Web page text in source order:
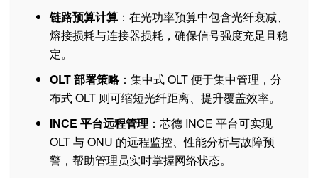
链路预算计算 ：在光功率预算中包含光纤衰减、
熔接损耗与连接器损耗，确保信号强度充足且稳
定。
OLT 部署策略：集中式 OLT 便于集中管理，分
布式 OLT 则可缩短光纤距离、提升覆盖效率。
INCE 平台远程管理 ：芯德 INCE 平台可实现
OLT 与 ONU 的远程监控、性能分析与故障预
警，帮助管理员实时掌握网络状态。